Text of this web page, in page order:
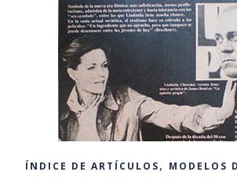
ÍNDICE DE ARTÍCULOS, MODELOS